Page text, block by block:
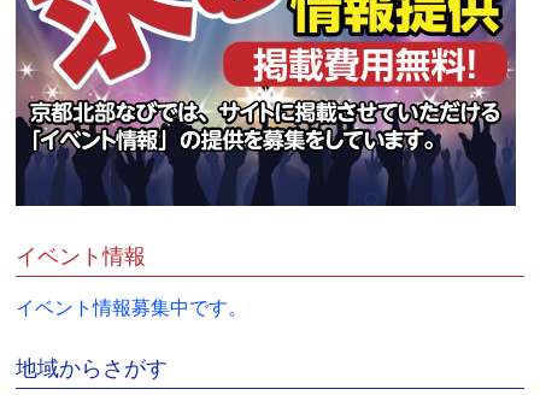
イベント情報
イベント情報募集中です。
地域からさがす